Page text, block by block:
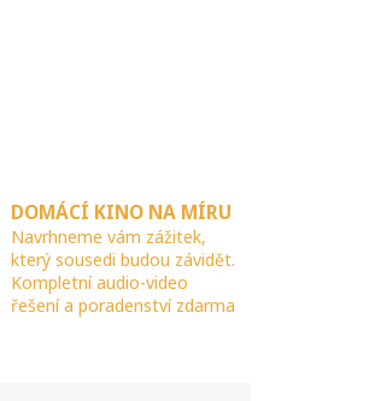
DOMÁCÍ KINO NA MÍRU
Navrhneme vám zážitek,
který sousedi budou závidět.
Kompletní audio-video
řešení a poradenství zdarma